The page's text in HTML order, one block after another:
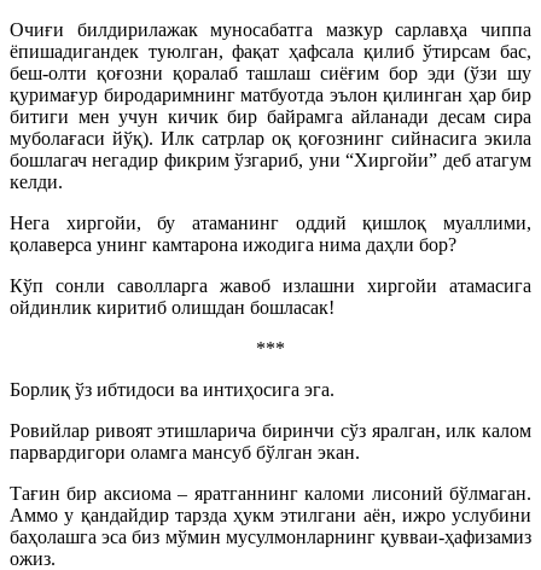
Очиғи билдирилажак муносабатга мазкур сарлавҳа чиппа
ёпишадигандек туюлган, фақат ҳафсала қилиб ўтирсам бас,
беш-олти қоғозни қоралаб ташлаш сиёғим бор эди (ўзи шу
қуримағур биродаримнинг матбуотда эълон қилинган ҳар бир
битиги мен учун кичик бир байрамга айланади десам сира
муболағаси йўқ). Илк сатрлар оқ қоғознинг сийнасига экила
бошлагач негадир фикрим ўзгариб, уни “Хиргойи” деб атагум
келди.
Нега хиргойи, бу атаманинг оддий қишлоқ муаллими,
қолаверса унинг камтарона ижодига нима даҳли бор?
Кўп сонли саволларга жавоб излашни хиргойи атамасига
ойдинлик киритиб олишдан бошласак!
***
Борлиқ ўз ибтидоси ва интиҳосига эга.
Ровийлар ривоят этишларича биринчи сўз яралган, илк калом
парвардигори оламга мансуб бўлган экан.
Тағин бир аксиома – яратганнинг каломи лисоний бўлмаган.
Аммо у қандайдир тарзда ҳукм этилгани аён, ижро услубини
баҳолашга эса биз мўмин мусулмонларнинг қувваи-ҳафизамиз
ожиз.